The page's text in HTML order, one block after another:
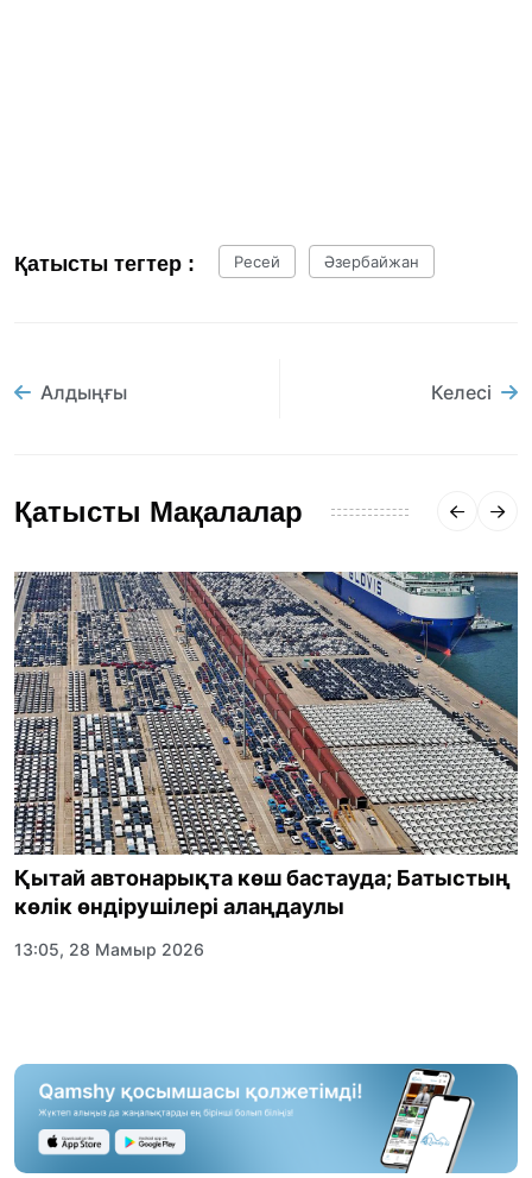
Қатысты тегтер : Ресей Әзербайжан
Алдыңғы Келесі
Қатысты Мақалалар
Қытай автонарықта көш бастауда; Батыстың
көлік өндірушілері алаңдаулы
13:05, 28 Мамыр 2026